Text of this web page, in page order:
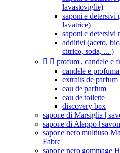
lavastoviglie)
saponi e detersivi
lavatrice)
saponi e detersivi
additivi (aceto,
citrico, soda, ... )
  profumi, candele e
candele e
extraits de parfum
eau de parfum
eau de toilette
discovery box
sapone di Marsiglia |
sapone di Aleppo |
sapone nero multiuso
Fabre
sapone nero gommage